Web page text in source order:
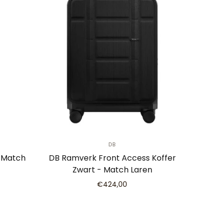
Match
DB
DB Ramverk Front Access Koffer
Zwart - Match Laren
€424,00